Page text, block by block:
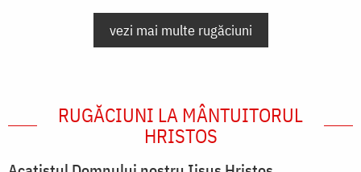
vezi mai multe rugăciuni
RUGĂCIUNI LA MÂNTUITORUL
HRISTOS